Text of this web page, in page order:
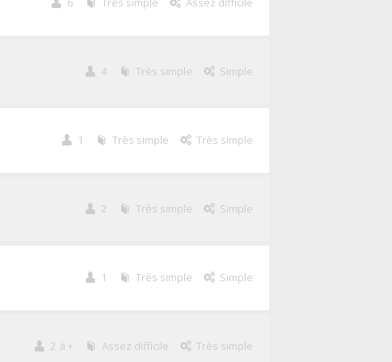
4 Très simple Simple
1 Très simple Très simple
2 Très simple Simple
1 Très simple Simple
2 à + Assez difficile Très simple